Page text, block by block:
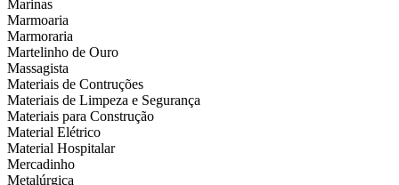
Marinas
Marmoaria
Marmoraria
Martelinho de Ouro
Massagista
Materiais de Contruções
Materiais de Limpeza e Segurança
Materiais para Construção
Material Elétrico
Material Hospitalar
Mercadinho
Metalúrgica